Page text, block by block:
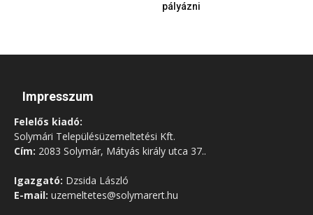
pályázni
Impresszum
Felelős kiadó:
Solymári Településüzemeltetési Kft.
Cím: 2083 Solymár, Mátyás király utca 37..
Igazgató: Dzsida László
E-mail: uzemeltetes@solymarert.hu